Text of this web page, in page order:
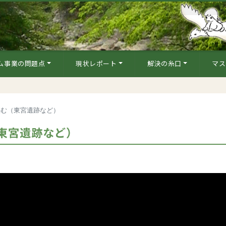
事業の問題点 現状レポート 解決の糸口 マ
（東宮遺跡など）
遺跡など）